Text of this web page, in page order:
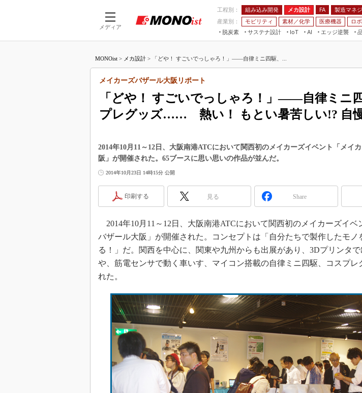
メディア
工程別： 組み込み開発 メカ設計 FA 製造マネ
産業別：
モビリティ 素材／化学 医療機器 ロ
脱炭素
サステナ設計
IoT
つながる工場
つながるサービス
AI
AI×設備保全
エッジ逆襲
JIMTOF
IIFES
国際ロボット展
TECHNO-FRONTIER
人テク展
日本ものづくりワールド
AUTOMOTIVE WORLD
産業オープンネット展
VR／AR
フィールドサービス
FPGA
車載ソフト開発
ISO26262
3Dプリンタ
デジタルツインとCAE
S＆OP
イノベーション
製造業ビッグデータ
メイドインジャパン
植物工場
知財マネジメント
海外生産
グローバル設計・開発
FA
モビリティ
素材／化学
MONOist > メカ設計 > 「どや！ すごいでっしゃろ！」――自律ミニ四駆、...
「どや！ すごいでっしゃろ！」――自律ミニ
プレグッズ…… 熱い！ もとい暑苦しい!? 自慢
メイカーズバザール大阪リポート
2014年10月11～12日、大阪南港ATCにおいて関西初のメイカーズイベント「メイ
阪」が開催された。65ブースに思い思いの作品が並んだ。
2014年10月23日 14時15分 公開
印刷する 見る Share
2014年10月11～12日、大阪南港ATCにおいて関西初のメイカーズイベ
バザール大阪」が開催された。コンセプトは「自分たちで製作したモノ
る！」だ。関西を中心に、関東や九州からも出展があり、3Dプリンタ
や、筋電センサで動く車いす、マイコン搭載の自律ミニ四駆、コスプレ
れた。